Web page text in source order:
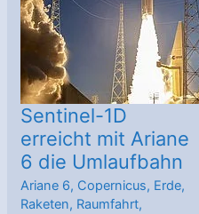
stärkt
die
Resilienz
Europas
Sentinel-1D
erreicht mit Ariane
6 die Umlaufbahn
Ariane 6, Copernicus, Erde,
Raketen, Raumfahrt,